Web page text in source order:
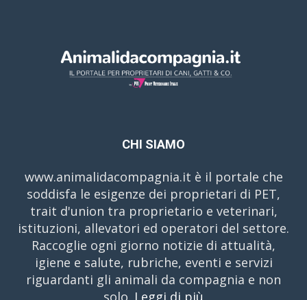
CHI SIAMO
www.animalidacompagnia.it è il portale che
soddisfa le esigenze dei proprietari di PET,
trait d'union tra proprietario e veterinari,
istituzioni, allevatori ed operatori del settore.
Raccoglie ogni giorno notizie di attualità,
igiene e salute, rubriche, eventi e servizi
riguardanti gli animali da compagnia e non
solo. Leggi di più